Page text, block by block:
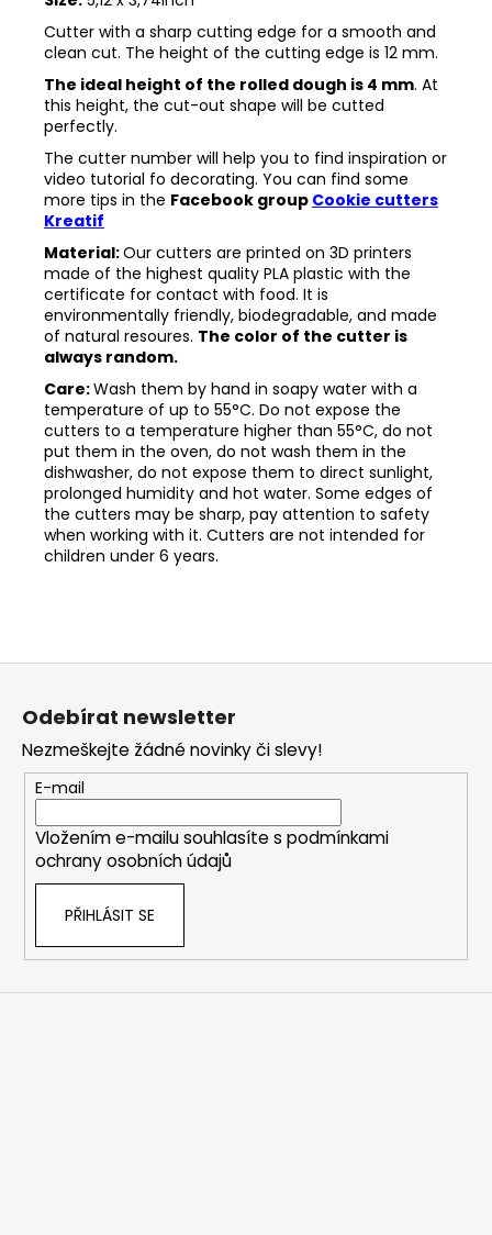
Cutter with a sharp cutting edge for a smooth and
clean cut. The height of the cutting edge is 12 mm.
The ideal height of the rolled dough is 4 mm. At
this height, the cut-out shape will be cutted
perfectly.
The cutter number will help you to find inspiration or
video tutorial fo decorating. You can find some
more tips in the Facebook group Cookie cutters
Kreatif
Material:Our cutters are printed on 3D printers
made of the highest quality PLA plastic with the
certificate for contact with food. It is
environmentally friendly, biodegradable, and made
of natural resoures. The color of the cutter is
always random.
Care:Wash them by hand in soapy water with a
temperature of up to 55°C. Do not expose the
cutters to a temperature higher than 55°C, do not
put them in the oven, do not wash them in the
dishwasher, do not expose them to direct sunlight,
prolonged humidity and hot water. Some edges of
the cutters may be sharp, pay attention to safety
when working with it. Cutters are not intended for
children under 6 years.
Z
Odebírat newsletter
Nezmeškejte žádné novinky či slevy!
E-mail
Vložením e-mailu souhlasíte s podmínkami
ochrany osobních údajů
PŘIHLÁSIT SE